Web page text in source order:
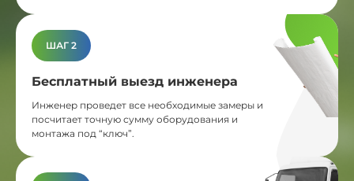
ШАГ 2
Бесплатный выезд инженера
Инженер проведет все необходимые замеры и
посчитает точную сумму оборудования и
монтажа под “ключ”.